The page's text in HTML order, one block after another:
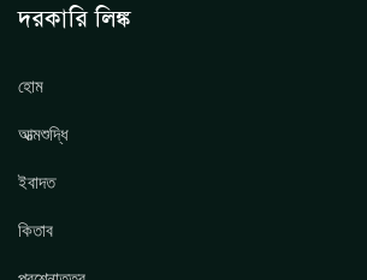
দরকারি লিঙ্ক
হোম
আত্মশুদ্ধি
ইবাদত
কিতাব